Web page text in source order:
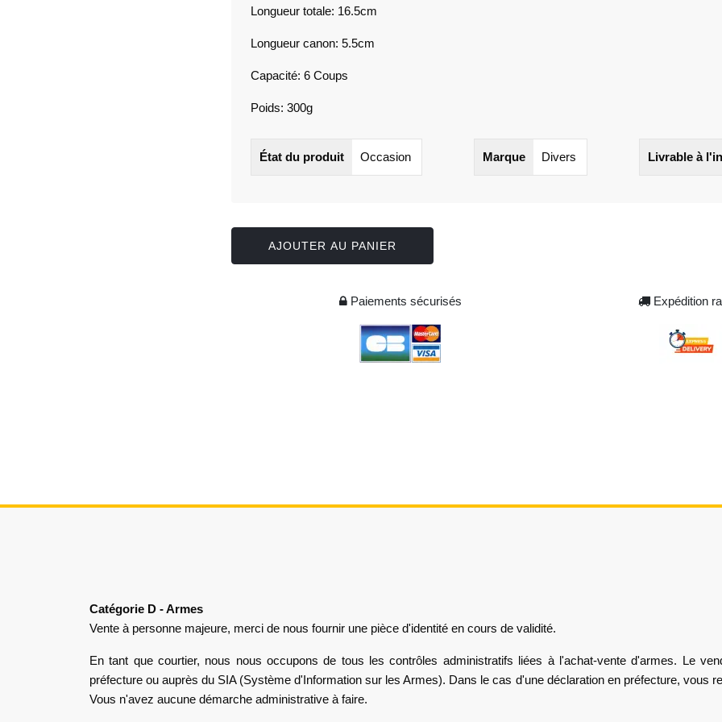
Longueur totale: 16.5cm
Longueur canon: 5.5cm
Capacité: 6 Coups
Poids: 300g
État du produit Occasion Marque Divers Livrable à
AJOUTER AU PANIER
Paiements sécurisés Expédition
Catégorie D - Armes
Vente à personne majeure, merci de nous fournir une pièce d'identité en cours de validité.
En tant que courtier, nous nous occupons de tous les contrôles administratifs liées à l'achat-vente d'armes. Le
préfecture ou auprès du SIA (Système d'Information sur les Armes). Dans le cas d'une déclaration en préfecture, vous
Vous n'avez aucune démarche administrative à faire.